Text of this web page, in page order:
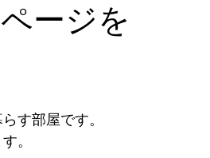
ージを
す部屋です。
。